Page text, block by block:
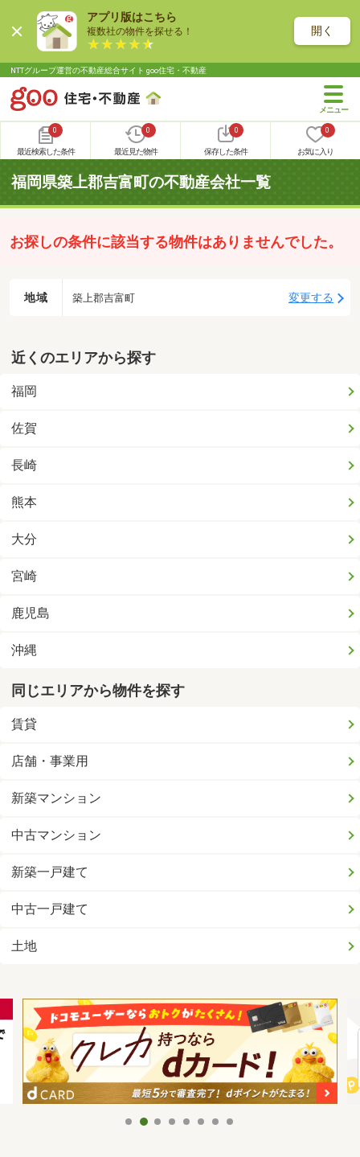
アプリ版はこちら
複数社の物件を探せる！ 開く
NTTグループ運営の不動産総合サイト goo住宅・不動産
0
最近検索した条件
0
最近見た物件
0
保存した条件
0
お気に入り
福岡県築上郡吉富町の不動産会社一覧
お探しの条件に該当する物件はありませんでした。
地域 築上郡吉富町 変更する
近くのエリアから探す
福岡
佐賀
長崎
熊本
大分
宮崎
鹿児島
沖縄
同じエリアから物件を探す
賃貸
店舗・事業用
新築マンション
中古マンション
新築一戸建て
中古一戸建て
土地